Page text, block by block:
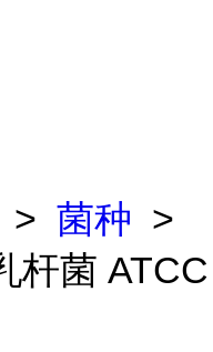
> 菌种 >
杆菌 ATCC